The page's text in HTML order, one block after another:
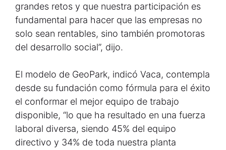
grandes retos y que nuestra participación es
fundamental para hacer que las empresas no
solo sean rentables, sino también promotoras
del desarrollo social”, dijo.
El modelo de GeoPark, indicó Vaca, contempla
desde su fundación como fórmula para el éxito
el conformar el mejor equipo de trabajo
disponible, “lo que ha resultado en una fuerza
laboral diversa, siendo 45% del equipo
directivo y 34% de toda nuestra planta